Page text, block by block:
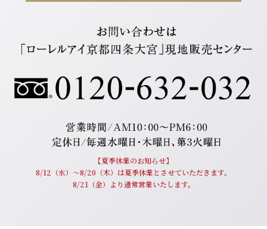
【夏季休業のお知らせ】
8/12（水）〜8/20（木）は夏季休業とさせていただきます。
8/21（金）より通常営業いたします。